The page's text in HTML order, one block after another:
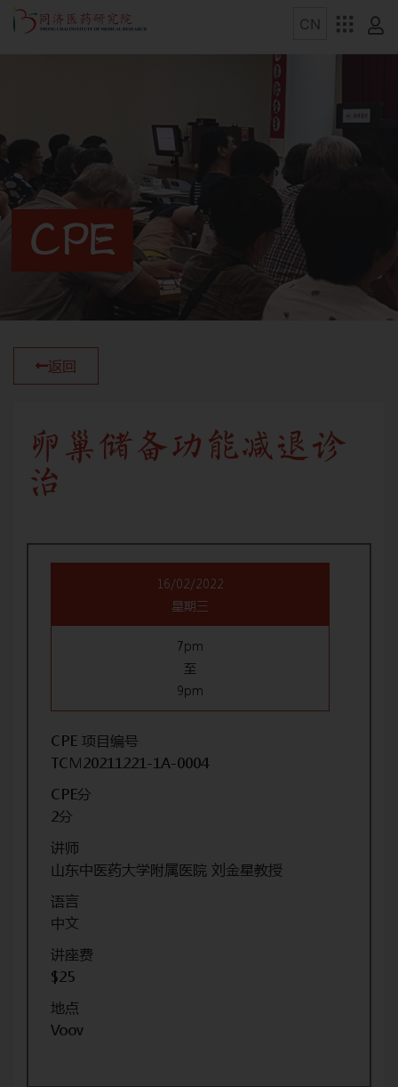
CPE
返回
卵巢储备功能减退诊
治
16/02/2022
星期三
7pm
至
9pm
CPE 项目编号
TCM20211221-1A-0004
CPE分
2分
讲师
山东中医药大学附属医院 刘金星教授
语言
中文
讲座费
$25
地点
Voov